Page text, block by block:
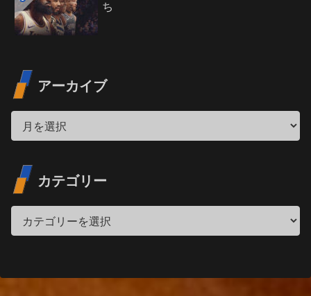
ち
アーカイブ
カテゴリー